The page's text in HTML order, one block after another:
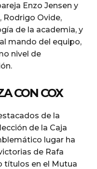
Enzo Jensen y
Rodrigo Ovide,
de la academia, y
mando del equipo,
nivel de
CON COX
de la
de la Caja
lugar ha
de Rafa
títulos en el Mutua